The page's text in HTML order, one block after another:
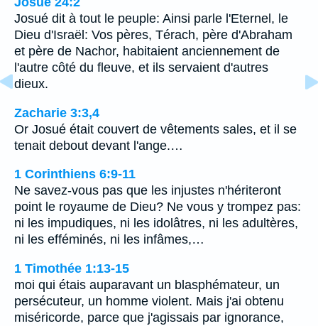
Josué dit à tout le peuple: Ainsi parle l'Eternel, le
Dieu d'Israël: Vos pères, Térach, père d'Abraham
et père de Nachor, habitaient anciennement de
l'autre côté du fleuve, et ils servaient d'autres
dieux.
Zacharie 3:3,4
Or Josué était couvert de vêtements sales, et il se
tenait debout devant l'ange.…
1 Corinthiens 6:9-11
Ne savez-vous pas que les injustes n'hériteront
point le royaume de Dieu? Ne vous y trompez pas:
ni les impudiques, ni les idolâtres, ni les adultères,
ni les efféminés, ni les infâmes,…
1 Timothée 1:13-15
moi qui étais auparavant un blasphémateur, un
persécuteur, un homme violent. Mais j'ai obtenu
miséricorde, parce que j'agissais par ignorance,